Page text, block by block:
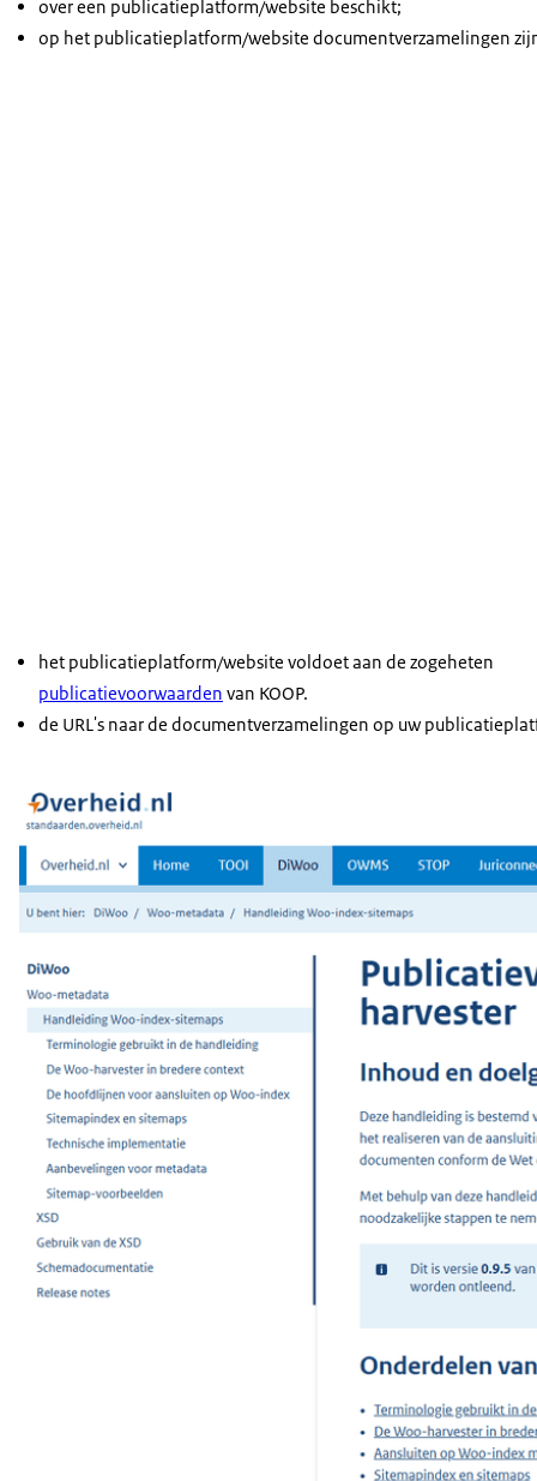
over een publicatieplatform/website beschikt;
op het publicatieplatform/website documentverzamelingen
het publicatieplatform/website voldoet aan de zogeheten
publicatievoorwaarden van KOOP.
de URL's naar de documentverzamelingen op uw